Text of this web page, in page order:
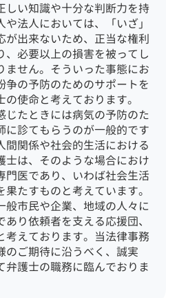
しい知識や十分な判断力を持
法人においては、「いざ」
が出来ないため、正当な権利
、必要以上の損害を被ってし
せん。 そういった事態にお
争の予防のためのサポートを
使命と考えております。
じたときには病気の予防のた
に診てもらうのが一般的です
間関係や社会的生活における
士は、そのような場合におけ
門医であり、いわば社会生活
たすものと考えています。
般市民や企業、地域の人々に
り依頼者を支える応援団、
えております。 当法律事務
のご期待に沿うべく、誠実
弁護士の職務に臨んでおりま